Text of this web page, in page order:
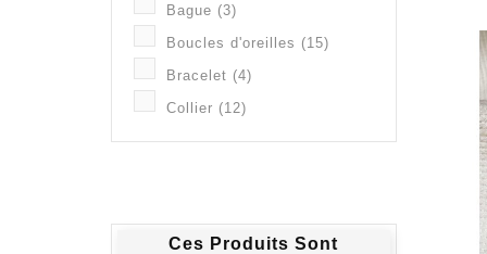
Bague (3)
Boucles d'oreilles (15)
Bracelet (4)
Collier (12)
Ces Produits Sont